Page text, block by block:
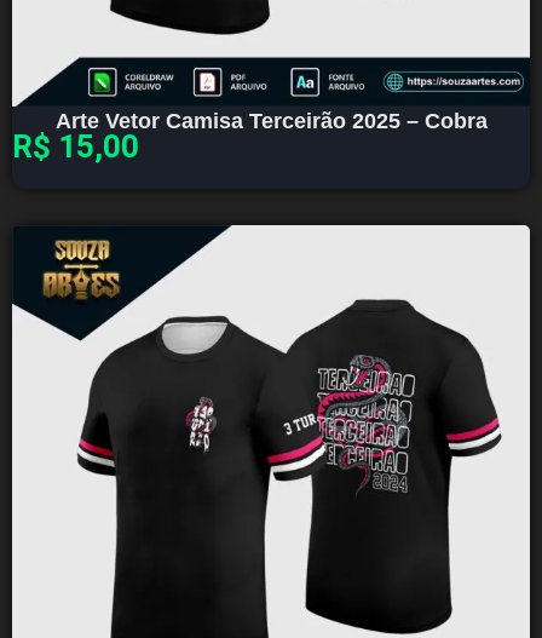
Arte Vetor Camisa Terceirão 2025 – Cobra
R$ 15,00